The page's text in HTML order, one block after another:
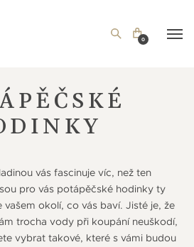
0
vás fascinuje víc, než ten
pro vás potápěčské hodinky ty
vašem okolí, co vás baví. Jisté je, že
trocha vody při koupání neuškodí,
vybrat takové, které s vámi budou